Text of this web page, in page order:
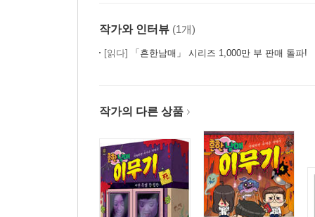
작가와 인터뷰 (1개)
[읽다] 「흔한남매」 시리즈 1,000만 부 판매 돌파!
작가의 다른 상품